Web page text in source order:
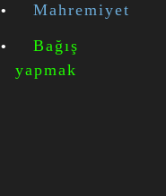
Mahremiyet
Bağış
yapmak